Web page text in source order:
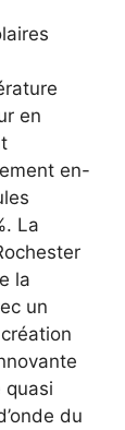
en
en-
La
la
un
quasi
du